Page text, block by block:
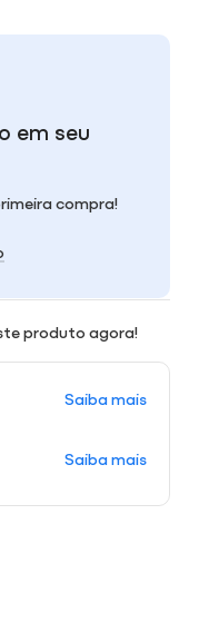
em seu
compra!
produto agora!
Saiba mais
Saiba mais